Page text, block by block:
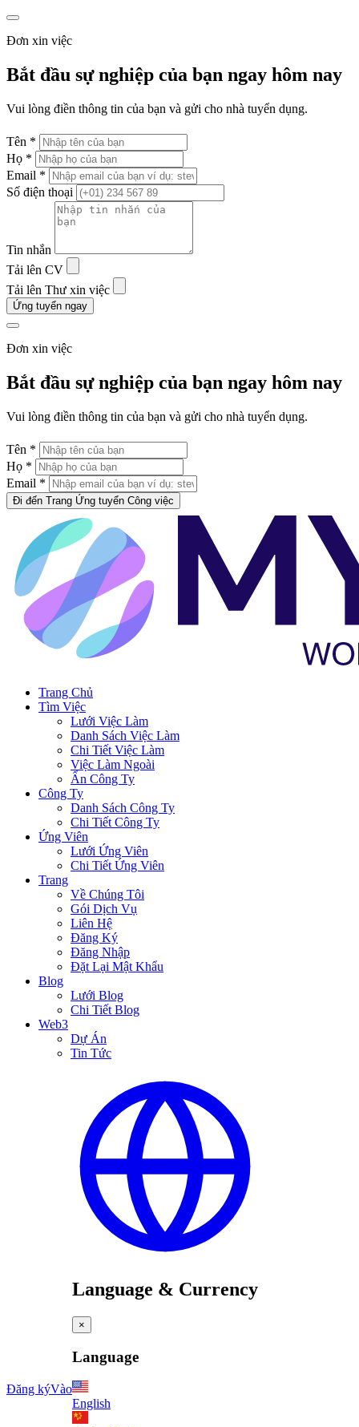
Đơn xin việc
Bắt đầu sự nghiệp của bạn ngay hôm nay
Vui lòng điền thông tin của bạn và gửi cho nhà tuyển dụng.
Tên *
Họ *
Email *
Số điện thoại
Tin nhắn
Tải lên CV
Tải lên Thư xin việc
Ứng tuyển ngay
Đơn xin việc
Bắt đầu sự nghiệp của bạn ngay hôm nay
Vui lòng điền thông tin của bạn và gửi cho nhà tuyển dụng.
Tên *
Họ *
Email *
Đi đến Trang Ứng tuyển Công việc
Trang Chủ
Tìm Việc
Lưới Việc Làm
Danh Sách Việc Làm
Chi Tiết Việc Làm
Việc Làm Ngoài
Ẩn Công Ty
Công Ty
Danh Sách Công Ty
Chi Tiết Công Ty
Ứng Viên
Lưới Ứng Viên
Chi Tiết Ứng Viên
Trang
Về Chúng Tôi
Gói Dịch Vụ
Liên Hệ
Đăng Ký
Đăng Nhập
Đặt Lại Mật Khẩu
Blog
Lưới Blog
Chi Tiết Blog
Web3
Dự Án
Tin Tức
Đăng kýVào
Language & Currency
×
Language
English